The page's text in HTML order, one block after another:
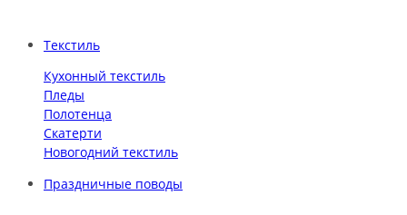
Текстиль
Кухонный текстиль
Пледы
Полотенца
Скатерти
Новогодний текстиль
Праздничные поводы